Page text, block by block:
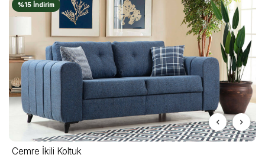
%15 İndirim
Cemre İkili Koltuk